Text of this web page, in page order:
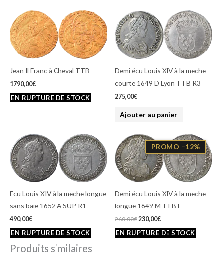
Jean Il Franc à Cheval TTB
1790,00€
Demi écu Louis XIV à la meche
courte 1649 D Lyon TTB R3
275,00€
Ajouter au panier
Ecu Louis XIV à la meche longue
sans baie 1652 A SUP R1
490,00€
PROMO −12%
Demi écu Louis XIV à la meche
longue 1649 M TTB+
260,00€
Le
prix
initial
était :
260,00€.
230,00€
prix
actuel
est :
230,00€.
Produits similaires